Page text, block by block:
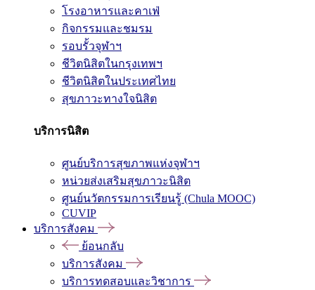
โรงอาหารและคาเฟ่
กิจกรรมและชมรม
รอบรั้วจุฬาฯ
ชีวิตนิสิตในกรุงเทพฯ
ชีวิตนิสิตในประเทศไทย
สุขภาวะทางใจนิสิต
บริการนิสิต
ศูนย์บริการสุขภาพแห่งจุฬาฯ
หน่วยส่งเสริมสุขภาวะนิสิต
ศูนย์นวัตกรรมการเรียนรู้ (Chula MOOC)
CUVIP
บริการสังคม
ย้อนกลับ
บริการสังคม
บริการทดสอบและวิชาการ